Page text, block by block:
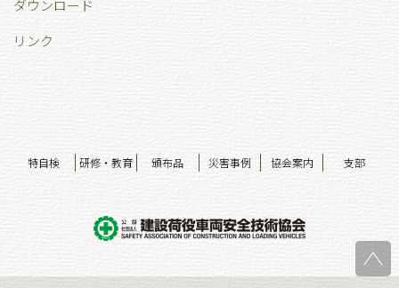
ダウンロード
リンク
特自検 研修・教育 頒布品 災害事例 協会案内 支部